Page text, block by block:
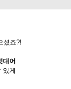
셨죠?!
대어
있게